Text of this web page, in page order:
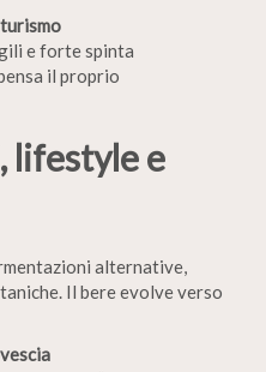
e forte spinta
il proprio
lifestyle e
alternative,
Il bere evolve verso